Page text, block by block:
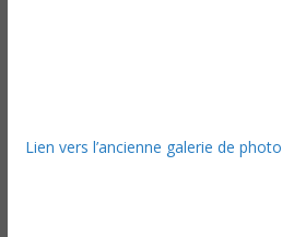
Lien vers l’ancienne galerie de photo